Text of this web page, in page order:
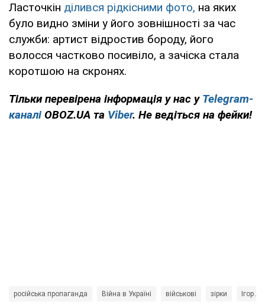
Ласточкін ділився рідкісними фото, на яких
було видно зміни у його зовнішності за час
служби: артист відростив бороду, його
волосся частково посивіло, а зачіска стала
коротшою на скронях.
Тільки перевірена інформація у нас у Telegram-
каналі OBOZ.UA та Viber. Не ведіться на фейки!
російська пропаганда Війна в Україні військові зірки Ігор